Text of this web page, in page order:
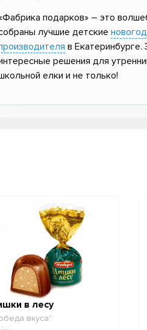
подарков» – это
лучшие детские
в
решения для
елки и не только!
в лесу
вкуса"